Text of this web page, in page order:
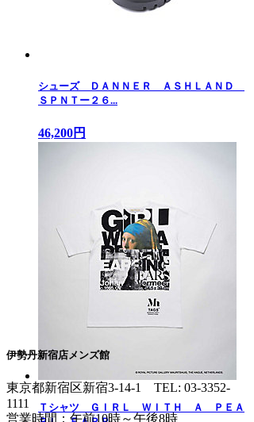
シューズ ＤＡＮＮＥＲ ＡＳＨＬＡＮＤ
ＳＰＮＴー２６...
46,200円
Ｔシャツ ＧＩＲＬ ＷＩＴＨ Ａ ＰＥＡ
伊勢丹新宿店メンズ館
東京都新宿区新宿3-14-1 TEL: 03-3352-
1111
営業時間：午前10時～午後8時